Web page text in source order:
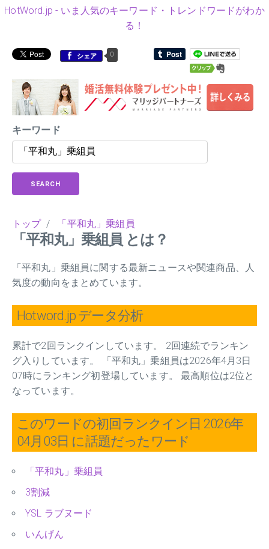
HotWord.jp - いま人気のキーワード・トレンドワードがわか
る！
シェア 0
キーワード
SEARCH
トップ/ 「平和丸」乗組員
「平和丸」乗組員 とは？
「平和丸」乗組員に関する最新ニュースや関連商品、人
気度の動向をまとめています。
Hotword.jp データ分析
累計で2回ランクインしています。 2回連続でランキン
グ入りしています。 「平和丸」乗組員は2026年4月3日
07時にランキング初登場しています。 最高順位は2位と
なっています。
このワードの初回ランクイン日 2026年
04月03日 に話題だったワード
「平和丸」乗組員
3割減
YSL ラブヌード
いんげん